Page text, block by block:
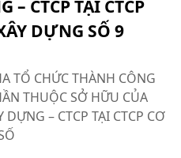
– CTCP TẠI CTCP
DỰNG SỐ 9
TỔ CHỨC THÀNH CÔNG
THUỘC SỞ HỮU CỦA
– CTCP TẠI CTCP CƠ